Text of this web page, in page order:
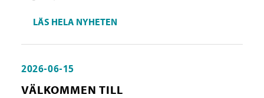
LÄS HELA NYHETEN
2026-06-15
VÄLKOMMEN TILL